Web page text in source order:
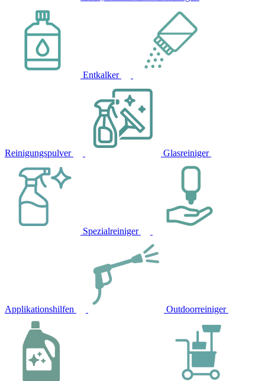
Entkalker
Reinigungspulver Glasreiniger
Spezialreiniger
Applikationshilfen Outdoorreiniger